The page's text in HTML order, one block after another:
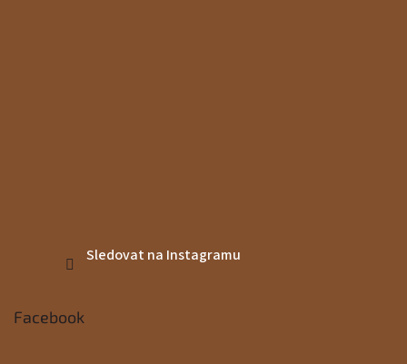
Sledovat na Instagramu
Facebook